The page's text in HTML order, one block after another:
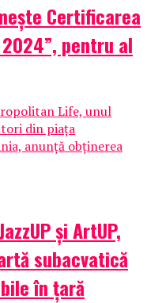
Certificarea
pentru al
Life, unul
din piața
anunță obținerea
și ArtUP,
subacvatică
în țară